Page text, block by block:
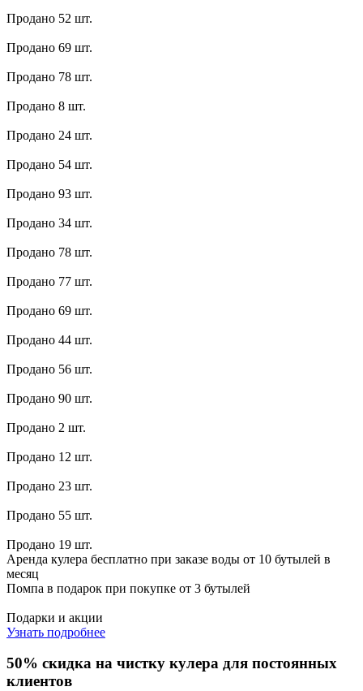
Продано 52 шт.
Продано 69 шт.
Продано 78 шт.
Продано 8 шт.
Продано 24 шт.
Продано 54 шт.
Продано 93 шт.
Продано 34 шт.
Продано 78 шт.
Продано 77 шт.
Продано 69 шт.
Продано 44 шт.
Продано 56 шт.
Продано 90 шт.
Продано 2 шт.
Продано 12 шт.
Продано 23 шт.
Продано 55 шт.
Продано 19 шт.
Аренда кулера бесплатно при заказе воды от 10 бутылей в
месяц
Помпа в подарок при покупке от 3 бутылей
Подарки и акции
Узнать подробнее
50% скидка на чистку кулера для постоянных
клиентов